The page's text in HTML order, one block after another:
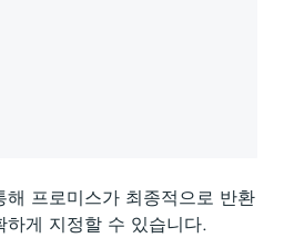
프로미스가 최종적으로 반환
게 지정할 수 있습니다.